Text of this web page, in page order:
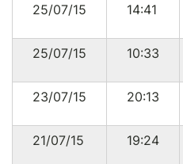
25/07/15
14:41
25/07/15
10:33
23/07/15
20:13
21/07/15
19:24